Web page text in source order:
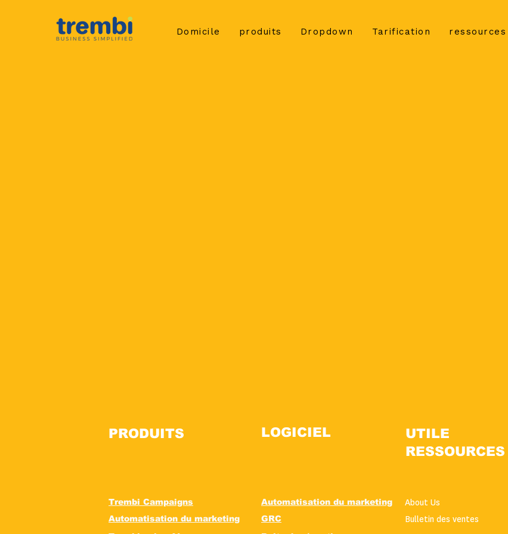
Domicile produits Dropdown Tarification ressources
PRODUITS LOGICIEL
UTILE
RESSOURCES
Trembi Campaigns
Automatisation du marketing
Automatisation du marketing
GRC
About Us
Bulletin des ventes